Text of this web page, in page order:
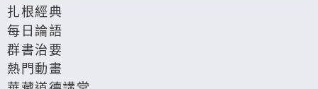
扎根經典
每日論語
群書治要
熱門動畫